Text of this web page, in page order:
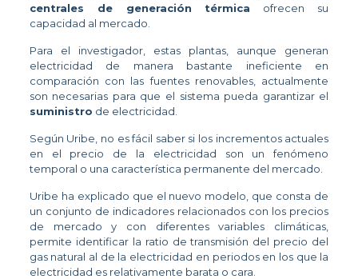
centrales de generación térmica ofrecen su
capacidad al mercado.
Para el investigador, estas plantas, aunque generan
electricidad de manera bastante ineficiente en
comparación con las fuentes renovables, actualmente
son necesarias para que el sistema pueda garantizar el
suministro de electricidad.
Según Uribe, no es fácil saber si los incrementos actuales
en el precio de la electricidad son un fenómeno
temporal o una característica permanente del mercado.
Uribe ha explicado que el nuevo modelo, que consta de
un conjunto de indicadores relacionados con los precios
de mercado y con diferentes variables climáticas,
permite identificar la ratio de transmisión del precio del
gas natural al de la electricidad en periodos en los que la
electricidad es relativamente barata o cara.